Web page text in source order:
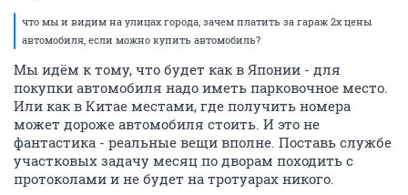
что мы и видим на улицах города, зачем платить за гараж 2х цены
автомобиля, если можно купить автомобиль?
Мы идём к тому, что будет как в Японии - для
покупки автомобиля надо иметь парковочное место.
Или как в Китае местами, где получить номера
может дороже автомобиля стоить. И это не
фантастика - реальные вещи вполне. Поставь службе
участковых задачу месяц по дворам походить с
протоколами и не будет на тротуарах никого.